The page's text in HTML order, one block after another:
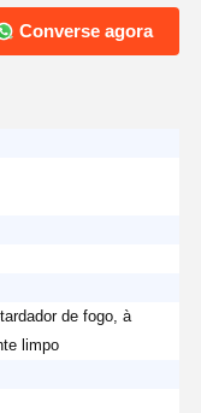
Converse agora
de fogo, à
limpo